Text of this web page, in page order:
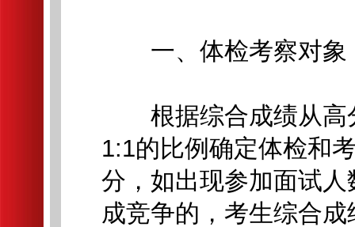
一、体检考察对象
根据综合成绩从高
1:1的比例确定体检和
分，如出现参加面试
成竞争的，考生综合